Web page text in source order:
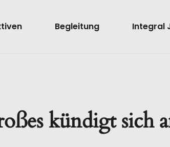
Begleitung Integral
kündigt sich